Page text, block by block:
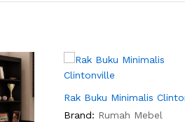
Rak Buku Minimalis
Brand: Rumah Mebel